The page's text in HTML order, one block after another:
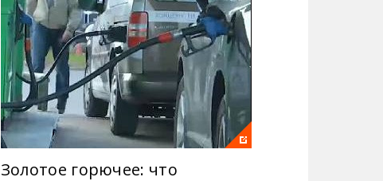
Золотое горючее: что